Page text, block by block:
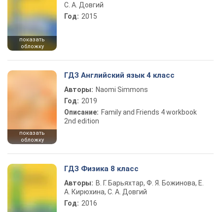
показать
обложку
С. А. Довгий
Год: 2015
показать
обложку
ГДЗ Английский язык 4 класс
Авторы: Naomi Simmons
Год: 2019
Описание: Family and Friends 4 workbook
2nd edition
ГДЗ Физика 8 класс
Авторы: В. Г. Барьяхтар, Ф. Я. Божинова, Е.
А. Кирюхина, С. А. Довгий
Год: 2016